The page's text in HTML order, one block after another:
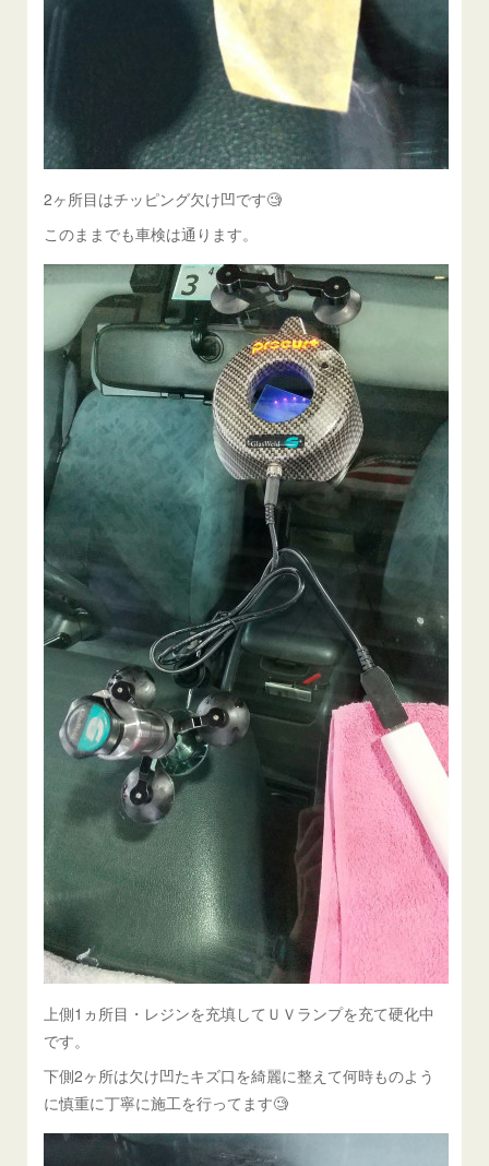
2ヶ所目はチッピング欠け凹です🧐
このままでも車検は通ります。
上側1ヵ所目・レジンを充填してＵＶランプを充て硬化中
です。
下側2ヶ所は欠け凹たキズ口を綺麗に整えて何時ものよう
に慎重に丁寧に施工を行ってます🧐